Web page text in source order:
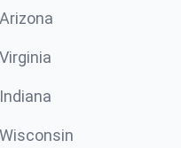
Arizona
Virginia
Indiana
Wisconsin